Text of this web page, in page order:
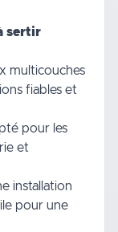
sertir
multicouches
fiables et
pour les
et
installation
pour une